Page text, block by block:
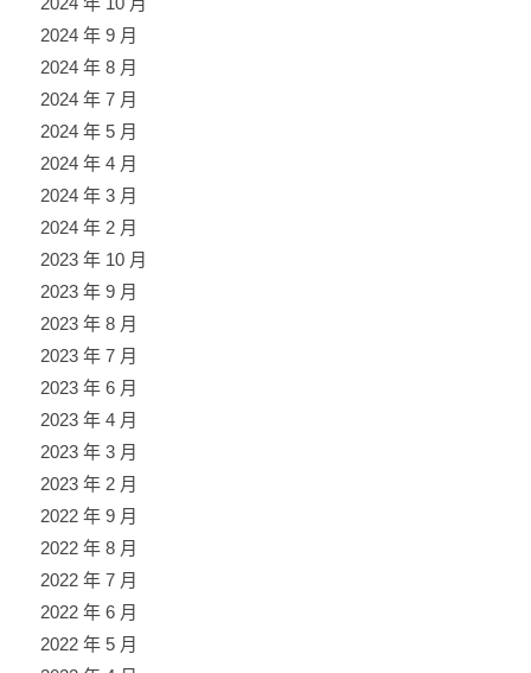
2024 年 9 月
2024 年 8 月
2024 年 7 月
2024 年 5 月
2024 年 4 月
2024 年 3 月
2024 年 2 月
2023 年 10 月
2023 年 9 月
2023 年 8 月
2023 年 7 月
2023 年 6 月
2023 年 4 月
2023 年 3 月
2023 年 2 月
2022 年 9 月
2022 年 8 月
2022 年 7 月
2022 年 6 月
2022 年 5 月